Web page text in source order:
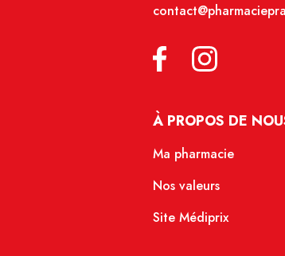
À PROPOS DE
Ma pharmacie
Nos valeurs
Site Médiprix